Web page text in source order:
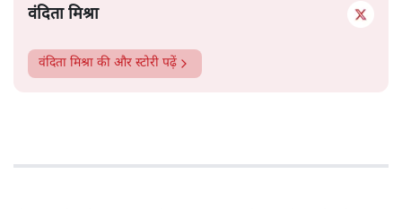
वंदिता मिश्रा
वंदिता मिश्रा की और स्टोरी पढ़ें